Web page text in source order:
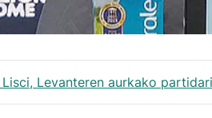
Levanteren aurkako